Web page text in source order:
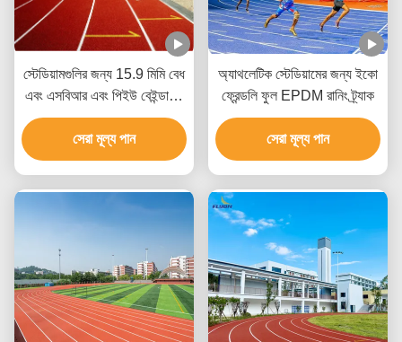
স্টেডিয়ামগুলির জন্য 15.9 মিমি বেধ
এবং এসবিআর এবং পিইউ বেইন্ডারের
সাথে টেকসই আইএএএফ সার্টিফাইড
ফুল পিয়ার রানিং ট্র্যাক
সেরা মূল্য পান
অ্যাথলেটিক স্টেডিয়ামের জন্য ইকো
ফ্রেন্ডলি ফুল EPDM রানিং ট্র্যাক
সেরা মূল্য পান